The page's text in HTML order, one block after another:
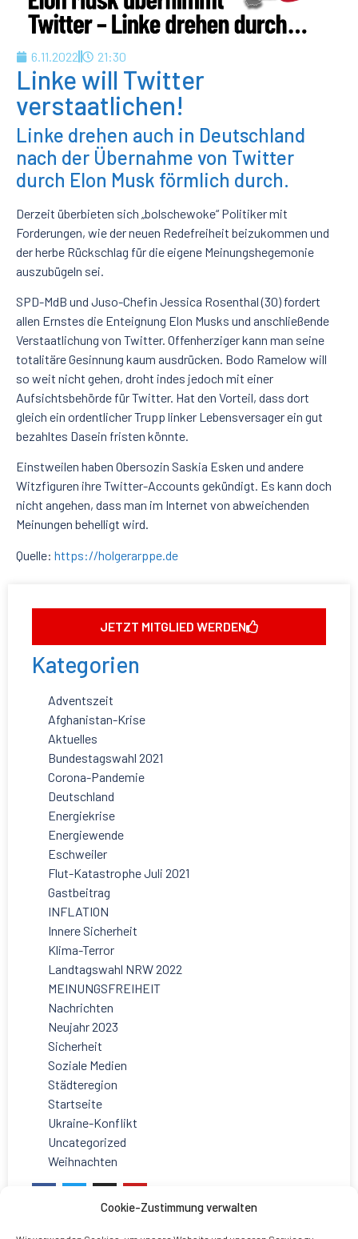
Cookie-Zustimmung verwalten
6.11.2022 21:30
Linke will Twitter
verstaatlichen!
Linke drehen auch in Deutschland
nach der Übernahme von Twitter
durch Elon Musk förmlich durch.
Derzeit überbieten sich „bolschewoke“ Politiker mit
Forderungen, wie der neuen Redefreiheit beizukommen und
der herbe Rückschlag für die eigene Meinungshegemonie
auszubügeln sei.
SPD-MdB und Juso-Chefin Jessica Rosenthal (30) fordert
allen Ernstes die Enteignung Elon Musks und anschließende
Verstaatlichung von Twitter. Offenherziger kann man seine
totalitäre Gesinnung kaum ausdrücken. Bodo Ramelow will
so weit nicht gehen, droht indes jedoch mit einer
Aufsichtsbehörde für Twitter. Hat den Vorteil, dass dort
gleich ein ordentlicher Trupp linker Lebensversager ein gut
bezahltes Dasein fristen könnte.
Einstweilen haben Obersozin Saskia Esken und andere
Witzfiguren ihre Twitter-Accounts gekündigt. Es kann doch
nicht angehen, dass man im Internet von abweichenden
Meinungen behelligt wird.
Quelle: https://holgerarppe .de
JETZT MITGLIED WERDEN
Kategorien
Adventszeit
Afghanistan-Krise
Aktuelles
Bundestagswahl 2021
Corona-Pandemie
Deutschland
Energiekrise
Energiewende
Eschweiler
Flut-Katastrophe Juli 2021
Gastbeitrag
INFLATION
Innere Sicherheit
Klima-Terror
Landtagswahl NRW 2022
MEINUNGSFREIHEIT
Nachrichten
Neujahr 2023
Sicherheit
Soziale Medien
Städteregion
Startseite
Ukraine-Konflikt
Uncategorized
Weihnachten